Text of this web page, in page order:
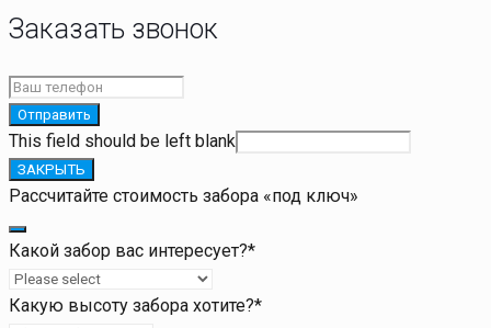
Заказать звонок
Отправить
This field should be left blank
ЗАКРЫТЬ
Рассчитайте стоимость забора «под ключ»
Какой забор вас интересует?*
Какую высоту забора хотите?*